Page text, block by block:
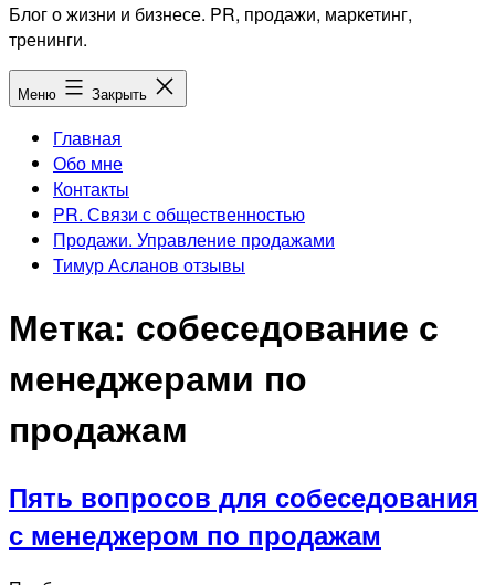
Блог о жизни и бизнесе. PR, продажи, маркетинг,
тренинги.
Меню Закрыть
Главная
Обо мне
Контакты
PR. Связи с общественностью
Продажи. Управление продажами
Тимур Асланов отзывы
Метка: собеседование с
менеджерами по
продажам
Пять вопросов для собеседования
с менеджером по продажам